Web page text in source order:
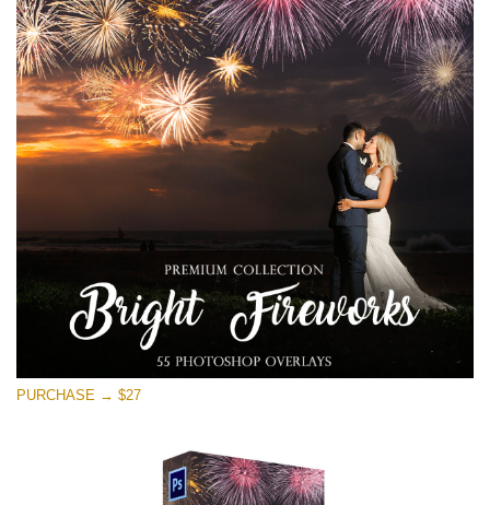
Entire Collection
(1783 Overlays)
Large 6000*4000px
Download Gratuito
PURCHASE → $27